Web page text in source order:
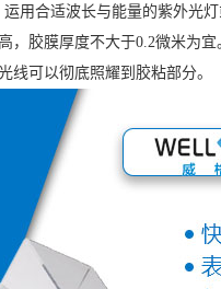
用合适波长与能量的紫外光灯
胶膜厚度不大于0.2微米为宜
线可以彻底照耀到胶粘部分。